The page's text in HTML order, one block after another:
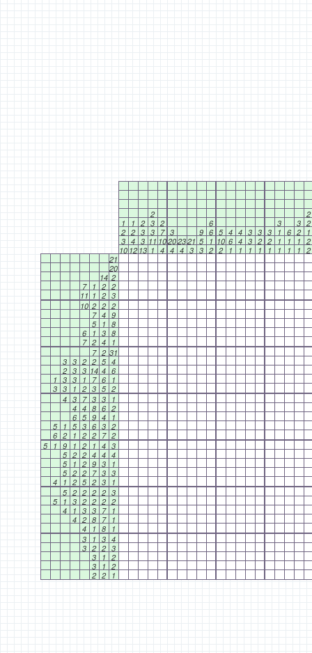
2
2
1
1 2 3 2 6 3 3 2
2 2 3 3 7 3 9 6 5 4 4 3 3 3 1 6 2
1
3 4 3 11 10202321 5 1 10 6 4 3 2 2 1 1 1 2
10 12 13 1 4 4 4 3 3 2 2 1 1 1 1 1 1 1 1 2
21
20
14 2
7
1 2 2
11 1 2 3
10 2 2 2
7 4 9
5
1 8
6
1 3 8
7 2 4
1
7 2 31
3 3 2 2 5 4
2 3 3 14 4 6
1 3 3 1 7 6
1
3 3 1 2 3 5 2
4 3 7 3 3
1
4 4 8 6 2
6 5 9 4
1
5
1 5 3 6 3 2
6 2 1 2 2 7 2
5
1 9 1 2 1 4 3
5 2 2 4 4 4
5
1 2 9 3
1
5 2 2 7 3 3
4
1 2 5 2 3
1
5 2 2 2 2 3
5
1 3 2 2 2 2
4
1 3 3 7
1
4 2 8 7
1
4
1 8
1
3
1 3 4
3 2 2 3
3
1 2
3
1 2
2 2 1